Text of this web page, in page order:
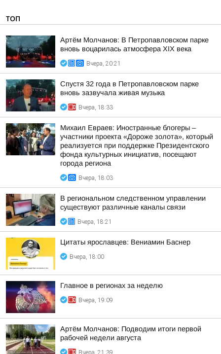
ТОП
Артём Молчанов: В Петропавловском парке
вновь воцарилась атмосфера XIX века
Вчера, 20:21
Спустя 32 года в Петропавловском парке
вновь зазвучала живая музыка
Вчера, 18:33
Михаил Евраев: Иностранные блогеры –
участники проекта «Дороже золота», который
реализуется при поддержке Президентского
фонда культурных инициатив, посещают
города региона
Вчера, 18:03
В региональном следственном управлении
существуют различные каналы связи
Вчера, 18:21
Цитаты ярославцев: Вениамин Баснер
Вчера, 18:00
Главное в регионах за неделю
Вчера, 19:09
Артём Молчанов: Подводим итоги первой
рабочей недели августа
Вчера, 21:39